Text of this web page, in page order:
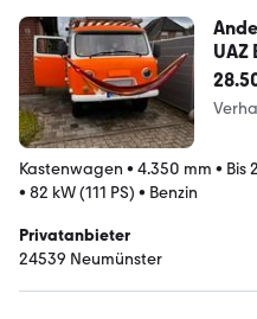
UAZ
Kastenwagen • 4.350 mm • Bis
• 82 kW (111 PS) • Benzin
Privatanbieter
24539 Neumünster